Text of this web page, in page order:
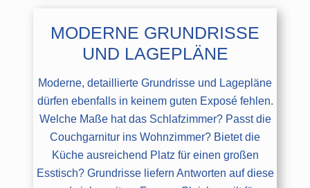
MODERNE GRUNDRISSE
UND LAGEPLÄNE
Moderne, detaillierte Grundrisse und Lagepläne
dürfen ebenfalls in keinem guten Exposé fehlen.
Welche Maße hat das Schlafzimmer? Passt die
Couchgarnitur ins Wohnzimmer? Bietet die
Küche ausreichend Platz für einen großen
Esstisch? Grundrisse liefern Antworten auf diese